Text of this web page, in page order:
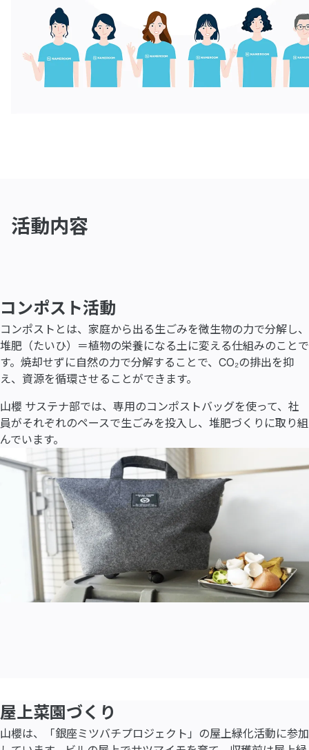
活動内容
コンポスト活動
コンポストとは、家庭から出る生ごみを微生物の力で分解し、
堆肥（たいひ）＝植物の栄養になる土に変える仕組みのことで
す。焼却せずに自然の力で分解することで、CO₂の排出を抑
え、資源を循環させることができます。
山櫻 サステナ部では、専用のコンポストバッグを使って、社
員がそれぞれのペースで生ごみを投入し、堆肥づくりに取り組
んでいます。
屋上菜園づくり
山櫻は、「銀座ミツバチプロジェクト」の屋上緑化活動に参加